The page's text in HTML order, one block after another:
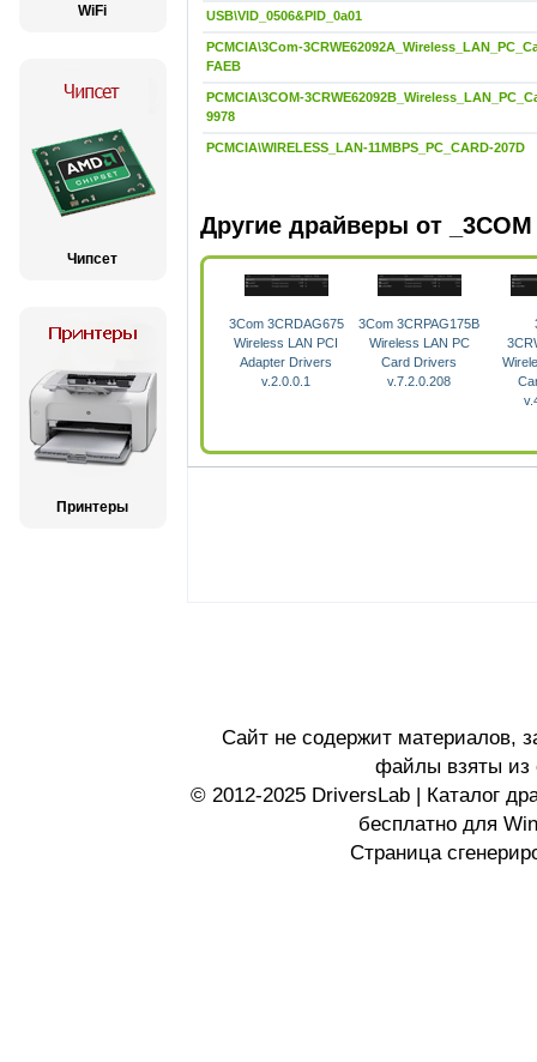
WiFi
Чипсет
Принтеры
USB\VID_0506&PID_0a01
PCMCIA\3Com-
FAEB
PCMCIA\3COM-
9978
PCMCIA\WIRELESS_LAN-11MBPS_PC_CARD-207D
Другие драйверы от _3COM
3Com 3CRDAG675
Wireless LAN PCI
Adapter Drivers
v.2.0.0.1
3Com 3CRPAG175B
Wireless LAN PC
Card Drivers
v.7.2.0.208
Сайт не содержит материалов,
файлы взяты из
© 2012-2025 DriversLab | Каталог
бесплатно для
Страница